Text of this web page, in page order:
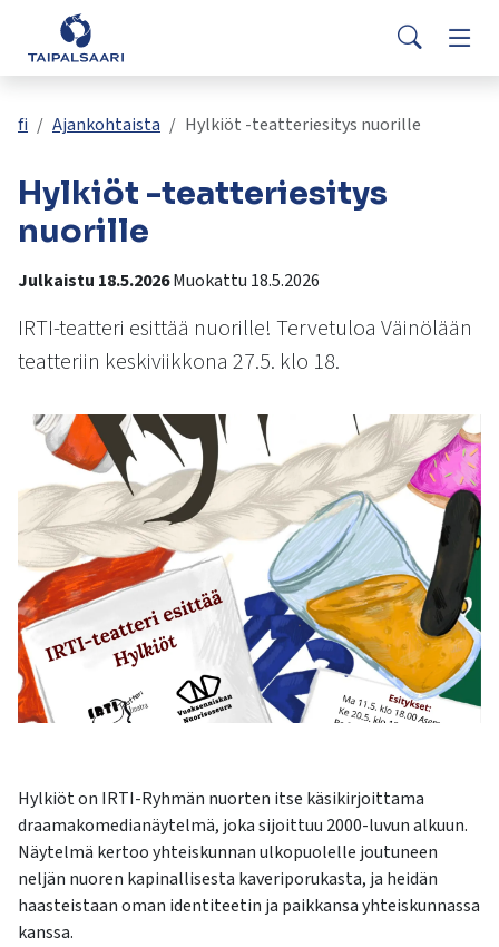
Siirry pääsisältöön
Palaute
Yhteystiedot
Valitse
oleva
ylös-
alasnuolilla.
valittuun
hakutulokseen
enteriä.
käyttäjät
voivat
käyttää
kosketus-
ja
pyyhkäisyliikkeitä.
Asuminen ja rakentaminen
Opetus ja kasvatus
Hyvinvointi ja terveys
Kunta ja päätöksenteko
fi Ajankohtaista Hylkiöt -teatteriesitys nuorille
Hylkiöt -teatteriesitys
nuorille
Julkaistu 18.5.2026Muokattu 18.5.2026
IRTI-teatteri esittää nuorille! Tervetuloa Väinölään
teatteriin keskiviikkona 27.5. klo 18.
Hylkiöt on IRTI-Ryhmän nuorten itse käsikirjoittama
draamakomedianäytelmä, joka sijoittuu 2000-luvun alkuun.
Näytelmä kertoo yhteiskunnan ulkopuolelle joutuneen
neljän nuoren kapinallisesta kaveriporukasta, ja heidän
haasteistaan oman identiteetin ja paikkansa yhteiskunnassa
kanssa.